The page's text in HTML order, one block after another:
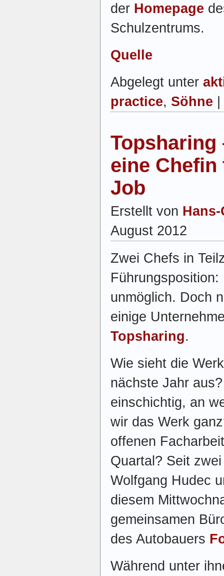
der Homepage
Schulzentrums.
Quelle
Abgelegt unter
practice, Söhne
Topsharing
eine
Job
Erstellt von
August 2012
Zwei Chefs in
unmöglich. Doch
einige
Topsharing.
Wie sieht die
nächste Jahr
einschichtig, an
wir das Werk
offenen
Quartal? Seit
Wolfgang Hudec
diesem
gemeinsamen
des Autobauers
Während unter